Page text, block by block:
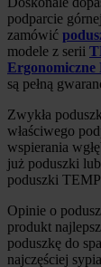
podparcie
zamówić
modele z serii
Ergonomiczne
są pełną
Zwykła
właściwego
wspierania
już poduszki
poduszki
Opinie o
produkt
poduszkę do
najczęściej